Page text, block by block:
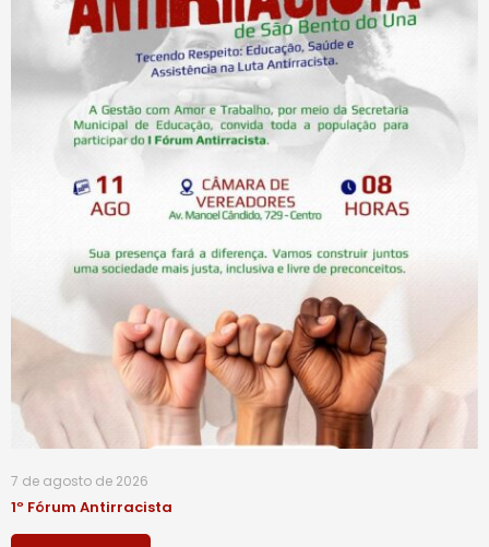
7 de agosto de 2026
1º Fórum Antirracista